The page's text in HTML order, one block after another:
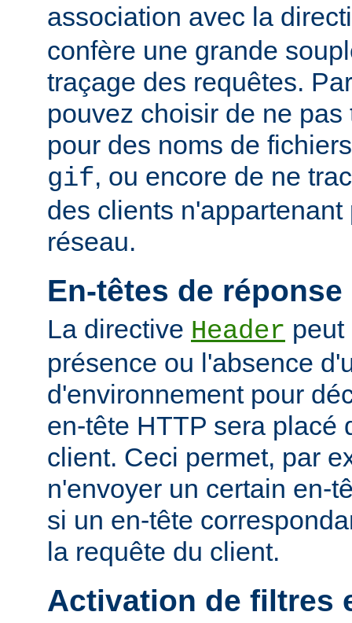
association avec la
confère une grande
traçage des requêtes.
pouvez choisir de ne
pour des noms de
gif, ou encore de ne
des clients
réseau.
En-têtes de
La directive Header peut
présence ou l'absence
d'environnement pour
en-tête HTTP sera placé
client. Ceci permet, par
n'envoyer un certain en-
si un en-tête
la requête du client.
Activation de filtres